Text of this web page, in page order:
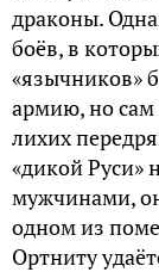
драконы.
боёв, в
«язычников»
армию, но сам
лихих
«дикой Руси»
мужчинами,
одном из
Ортниту